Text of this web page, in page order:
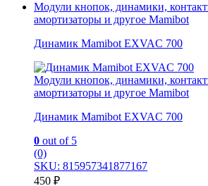
Модули кнопок, динамики,
амортизаторы и другое Mamibot
Динамик Mamibot EXVAC 700
Модули кнопок, динамики,
амортизаторы и другое Mamibot
Динамик Mamibot EXVAC 700
0 out of 5
(0)
SKU: 815957341877167
450 ₽